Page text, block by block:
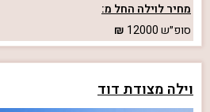
מחיר לוילה החל מ:
סופ״ש12000
וילה מצודת דוד